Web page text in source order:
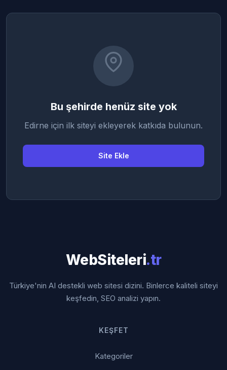
Bu şehirde henüz site yok
Edirne için ilk siteyi ekleyerek katkıda bulunun.
Site Ekle
WebSiteleri.tr
Türkiye'nin AI destekli web sitesi dizini. Binlerce kaliteli siteyi
keşfedin, SEO analizi yapın.
KEŞFET
Kategoriler